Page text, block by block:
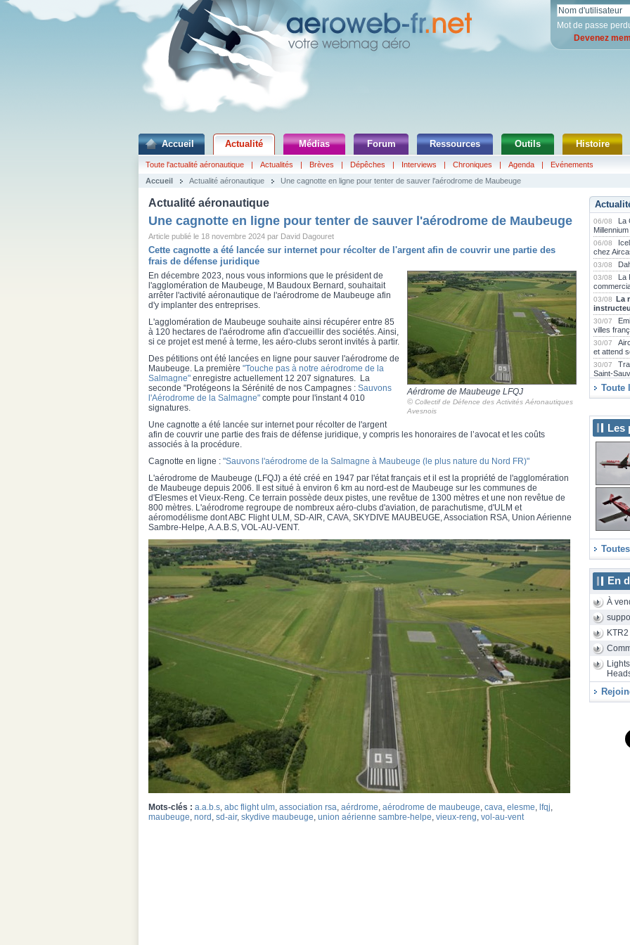
Mot de passe
Devenez
Accueil Actualité Médias Forum Ressources Outils Histoire
Toute l'actualité aéronautique | Actualités | Brèves | Dépêches | Interviews | Chroniques | Agenda |
Evénements
Accueil
Actualité aéronautique Une cagnotte en ligne pour tenter de sauver l'aérodrome de Maubeuge
Actualité aéronautique
Une cagnotte en ligne pour tenter de sauver l'aérodrome de Maubeuge
Article publié le 18 novembre 2024 par David Dagouret
Cette cagnotte a été lancée sur internet pour récolter de l'argent afin de couvrir une partie des
frais de défense juridique
Aérdrome de Maubeuge LFQJ
© Collectif de Défence des Activités Aéronautiques
Avesnois
En décembre 2023, nous vous informions que le président de
l'agglomération de Maubeuge, M Baudoux Bernard, souhaitait
arrêter l'activité aéronautique de l'aérodrome de Maubeuge afin
d'y implanter des entreprises.
L'agglomération de Maubeuge souhaite ainsi récupérer entre 85
à 120 hectares de l'aérodrome afin d'accueillir des sociétés. Ainsi,
si ce projet est mené à terme, les aéro-clubs seront invités à partir.
Des pétitions ont été lancées en ligne pour sauver l'aérodrome de
Maubeuge. La première "Touche pas à notre aérodrome de la
Salmagne" enregistre actuellement 12 207 signatures. La
seconde "Protégeons la Sérénité de nos Campagnes : Sauvons
l'Aérodrome de la Salmagne" compte pour l'instant 4 010
signatures.
Une cagnotte a été lancée sur internet pour récolter de l'argent
afin de couvrir une partie des frais de défense juridique, y compris les honoraires de l’avocat et les coûts
associés à la procédure.
Cagnotte en ligne : "Sauvons l'aérodrome de la Salmagne à Maubeuge (le plus nature du Nord FR)"
L'aérodrome de Maubeuge (LFQJ) a été créé en 1947 par l'état français et il est la propriété de l'agglomération
de Maubeuge depuis 2006. Il est situé à environ 6 km au nord-est de Maubeuge sur les communes de
d'Elesmes et Vieux-Reng. Ce terrain possède deux pistes, une revêtue de 1300 mètres et une non revêtue de
800 mètres. L'aérodrome regroupe de nombreux aéro-clubs d'aviation, de parachutisme, d'ULM et
aéromodélisme dont ABC Flight ULM, SD-AIR, CAVA, SKYDIVE MAUBEUGE, Association RSA, Union Aérienne
Sambre-Helpe, A.A.B.S, VOL-AU-VENT.
Mots-clés : a.a.b.s, abc flight ulm, association rsa, aérdrome, aérodrome de maubeuge, cava, elesme, lfqj,
maubeuge, nord , sd-air, skydive maubeuge, union aérienne sambre-helpe, vieux-reng, vol-au-vent
06/08
La
Millennium
06/08
chez
03/08
03/08
La
03/08 La
30/07
villes
30/07
et attend
30/07
Saint-
30/07
collection
29/07 La
2000D
Praetor
29/07 Air
E175 neuf
29/07 Air
28/07 Le
Aeroscopia
28/07 Le
Sunrise
de 24
28/07
28/07
cet hiver
28/07
Toute
Les
En
À
KTR2